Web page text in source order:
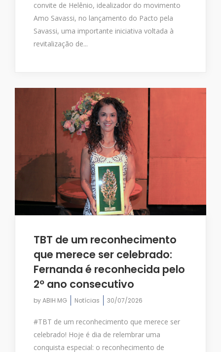
convite de Helênio, idealizador do movimento
Amo Savassi, no lançamento do Pacto pela
Savassi, uma importante iniciativa voltada à
revitalização de...
TBT de um reconhecimento
que merece ser celebrado:
Fernanda é reconhecida pelo
2º ano consecutivo
byABIH MG Notícias 30/07/2026
#TBT de um reconhecimento que merece ser
celebrado! Hoje é dia de relembrar uma
conquista especial: o reconhecimento de